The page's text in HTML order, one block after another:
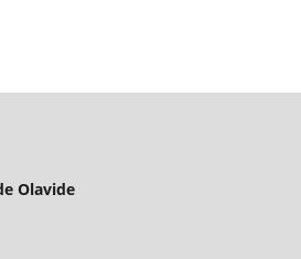
Olavide